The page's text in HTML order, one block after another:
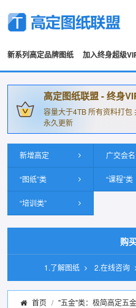
新系列高定品牌图纸 加入终身超级
高定图纸联盟 - 终身
容量大于4TB 所有资料打包
永久更新
新增高定 广交会
“图纸”类 “课程”类
“培训类”
购
1.了解图纸 2.在线咨询
首页 "五金"类：极简高定五